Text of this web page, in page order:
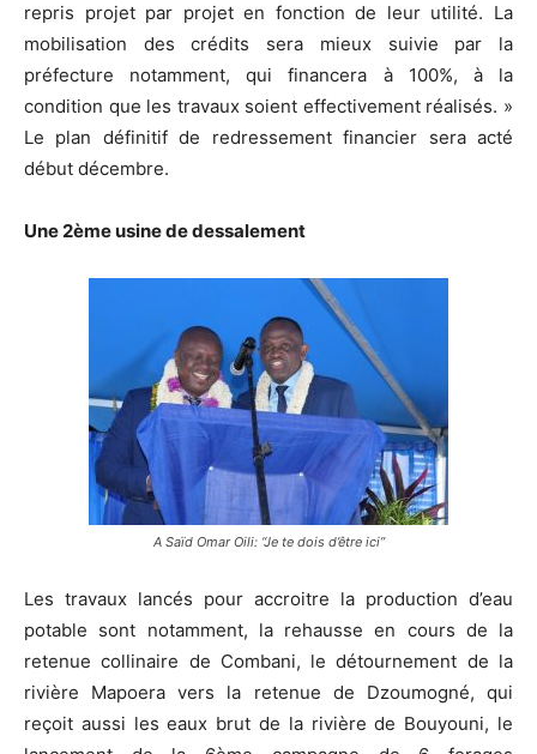
repris projet par projet en fonction de leur utilité. La
mobilisation des crédits sera mieux suivie par la
préfecture notamment, qui financera à 100%, à la
condition que les travaux soient effectivement réalisés. »
Le plan définitif de redressement financier sera acté
début décembre.
Une 2ème usine de dessalement
A Saïd Omar Oili: “Je te dois d’être ici”
Les travaux lancés pour accroitre la production d’eau
potable sont notamment, la rehausse en cours de la
retenue collinaire de Combani, le détournement de la
rivière Mapoera vers la retenue de Dzoumogné, qui
reçoit aussi les eaux brut de la rivière de Bouyouni, le